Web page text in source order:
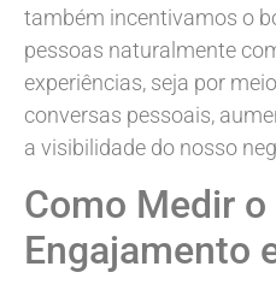
também incentivamos o
pessoas naturalmente
experiências, seja por
conversas pessoais,
a visibilidade do nosso
Como Medir
Engajamento